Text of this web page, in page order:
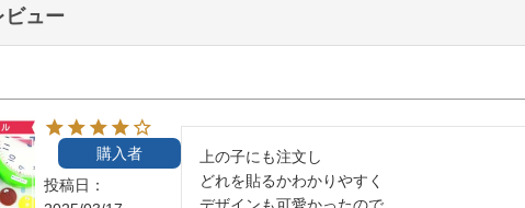
ビュー
購入者
投稿日
上の子にも注文し
どれを貼るかわかりやすく
デザインも可愛かったので